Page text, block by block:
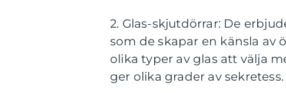
2. Glas-skjutdörrar: De
som de skapar en känsla
olika typer av glas att välja
ger olika grader av sekretess.